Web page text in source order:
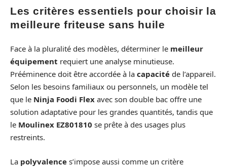
Les critères essentiels pour choisir la
meilleure friteuse sans huile
Face à la pluralité des modèles, déterminer le meilleur
équipement requiert une analyse minutieuse.
Prééminence doit être accordée à la capacité de l’appareil.
Selon les besoins familiaux ou personnels, un modèle tel
que le Ninja Foodi Flex avec son double bac offre une
solution adaptative pour les grandes quantités, tandis que
le Moulinex EZ801810 se prête à des usages plus
restreints.
La polyvalence s’impose aussi comme un critère